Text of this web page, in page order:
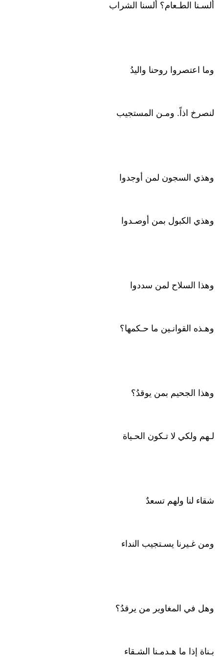
ألسـنا الطـعام؟ ألسنا الشراب
وما اعتصروا روحنا واليدُ
لنصرخ اذاً. ومـن المستجيب
وهذي السجون لمن أوجدوا
وهذي الكبول بمن أوصـدوا
وهذا السلاح لمن سددوا
وهـذه القوانـين ما حـكمها؟
وهذا الجحيم بمن يوقدُ؟
لـهم ولكي لا تـكون الحـياة
شقاء لنا ولهم تسعدٌ
ومن غـيرنا يسـتجيب النداء
وهل في المغاوير من يرقدُ؟
بـناة إذا ما هـدمـنا الشـقاء